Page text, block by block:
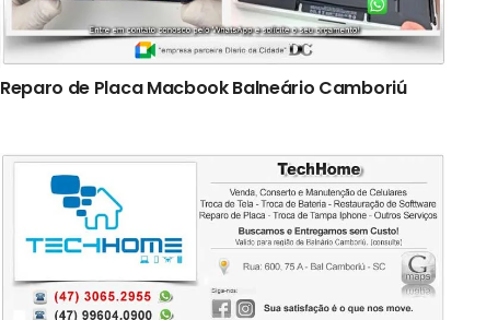
Reparo de Placa Macbook Balneário Camboriú